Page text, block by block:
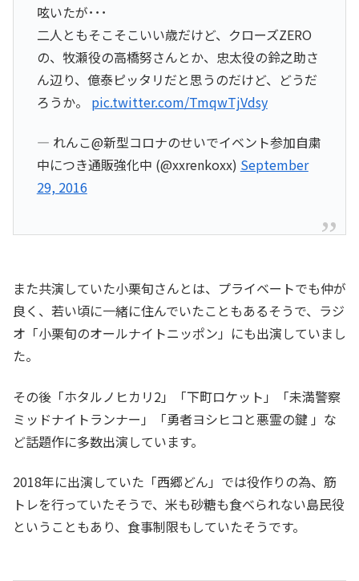
呟いたが･･･
二人ともそこそこいい歳だけど、クローズZERO
の、牧瀬役の高橋努さんとか、忠太役の鈴之助さ
ん辺り、億泰ピッタリだと思うのだけど、どうだ
ろうか。 pic.twitter.com/TmqwTjVdsy
— れんこ@新型コロナのせいでイベント参加自粛
中につき通販強化中 (@xxrenkoxx) September
29, 2016
また共演していた小栗旬さんとは、プライベートでも仲が
良く、若い頃に一緒に住んでいたこともあるそうで、ラジ
オ「小栗旬のオールナイトニッポン」にも出演していまし
た。
その後「ホタルノヒカリ2」「下町ロケット」「未満警察
ミッドナイトランナー」「勇者ヨシヒコと悪霊の鍵 」な
ど話題作に多数出演しています。
2018年に出演していた「西郷どん」では役作りの為、筋
トレを行っていたそうで、米も砂糖も食べられない島民役
ということもあり、食事制限もしていたそうです。